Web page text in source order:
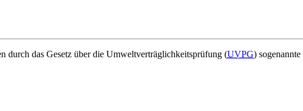
das Gesetz über die Umweltverträglichkeitsprüfung (UVPG) sogenannte